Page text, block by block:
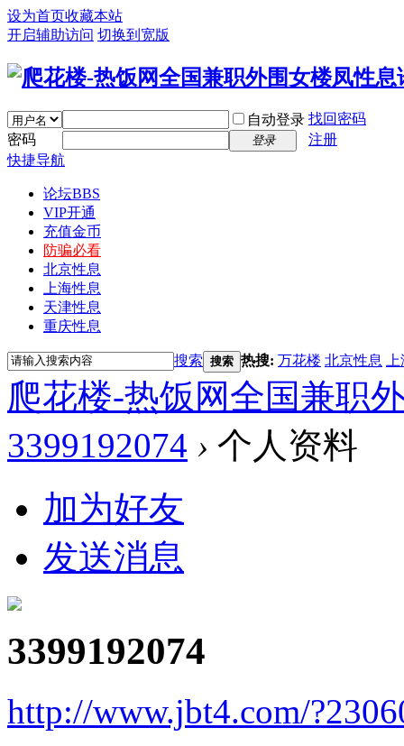
设为首页收藏本站
开启辅助访问 切换到宽版
自动登录 找回密码
密码
登录
注册
快捷导航
论坛BBS
VIP开通
充值金币
防骗必看
北京性息
上海性息
天津性息
重庆性息
搜索 搜索 热搜: 万花楼 北京性息
爬花楼-热饭网全国兼职
3399192074 › 个人资料
加为好友
发送消息
3399192074
http://www.jbt4.com/